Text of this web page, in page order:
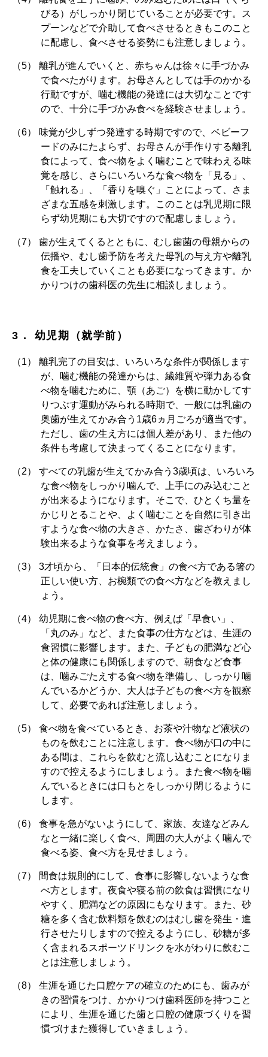
びる）がしっかり閉じていることが必要です。ス
プーンなどで介助して食べさせるときもこのこと
に配慮し、食べさせる姿勢にも注意しましょう。
離乳が進んでいくと、赤ちゃんは徐々に手づかみ
で食べたがります。お母さんとしては手のかかる
行動ですが、噛む機能の発達には大切なことです
ので、十分に手づかみ食べを経験させましょう。
味覚が少しずつ発達する時期ですので、ベビーフ
ードのみにたよらず、お母さんが手作りする離乳
食によって、食べ物をよく噛むことで味わえる味
覚を感じ、さらにいろいろな食べ物を「見る」、
「触れる」、「香りを嗅ぐ」ことによって、さま
ざまな五感を刺激します。このことは乳児期に限
らず幼児期にも大切ですので配慮しましょう。
歯が生えてくるとともに、むし歯菌の母親からの
伝播や、むし歯予防を考えた母乳の与え方や離乳
食を工夫していくことも必要になってきます。か
かりつけの歯科医の先生に相談しましょう。
3． 幼児期（就学前）
離乳完了の目安は、いろいろな条件が関係します
が、噛む機能の発達からは、繊維質や弾力ある食
べ物を噛むために、顎（あご）を横に動かしてす
りつぶす運動がみられる時期で、一般には乳歯の
奥歯が生えてかみ合う1歳6ヵ月ごろが適当です。
ただし、歯の生え方には個人差があり、また他の
条件も考慮して決まってくることになります。
すべての乳歯が生えてかみ合う3歳頃は、いろいろ
な食べ物をしっかり噛んで、上手にのみ込むこと
が出来るようになります。そこで、ひとくち量を
かじりとることや、よく噛むことを自然に引き出
すような食べ物の大きさ、かたさ、歯ざわりが体
験出来るような食事を考えましょう。
3才頃から、「日本的伝統食」の食べ方である箸の
正しい使い方、お椀類での食べ方などを教えまし
ょう。
幼児期に食べ物の食べ方、例えば「早食い」、
「丸のみ」など、また食事の仕方などは、生涯の
食習慣に影響します。また、子どもの肥満など心
と体の健康にも関係しますので、朝食など食事
は、噛みごたえする食べ物を準備し、しっかり噛
んでいるかどうか、大人は子どもの食べ方を観察
して、必要であれば注意しましょう。
食べ物を食べているとき、お茶や汁物など液状の
ものを飲むことに注意します。食べ物が口の中に
ある間は、これらを飲むと流し込むことになりま
すので控えるようにしましょう。また食べ物を噛
んでいるときには口もとをしっかり閉じるように
します。
食事を急がないようにして、家族、友達などみん
なと一緒に楽しく食べ、周囲の大人がよく噛んで
食べる姿、食べ方を見せましょう。
間食は規則的にして、食事に影響しないような食
べ方とします。夜食や寝る前の飲食は習慣になり
やすく、肥満などの原因にもなります。また、砂
糖を多く含む飲料類を飲むのはむし歯を発生・進
行させたりしますので控えるようにし、砂糖が多
く含まれるスポーツドリンクを水がわりに飲むこ
とは注意しましょう。
生涯を通じた口腔ケアの確立のためにも、歯みが
きの習慣をつけ、かかりつけ歯科医師を持つこと
により、生涯を通じた歯と口腔の健康づくりを習
慣づけまた獲得していきましょう。